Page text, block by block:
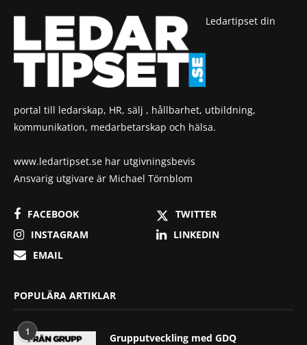
Ledartipset din
portal till ledarskap, HR, sälj , hållbarhet, utbildning,
kommunikation, medarbetarskap och hälsa.
www.ledartipset.se har utgivningsbevis
Ansvarig utgivare är Michael Törnblom
FACEBOOK
TWITTER
INSTAGRAM
LINKEDIN
EMAIL
POPULÄRA ARTIKLAR
1 Grupputveckling med GDQ